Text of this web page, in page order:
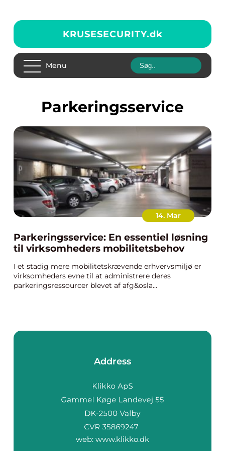
KRUSESECURITY.dk
Menu
Parkeringsservice
14. Mar
Parkeringsservice: En essentiel løsning
til virksomheders mobilitetsbehov
I et stadig mere mobilitetskrævende erhvervsmiljø er
virksomheders evne til at administrere deres
parkeringsressourcer blevet af afg&osla...
Address
web: www.klikko.dk